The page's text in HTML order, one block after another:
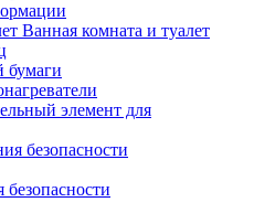
Ванная комната и туалет
бумаги
элемент для
безопасности